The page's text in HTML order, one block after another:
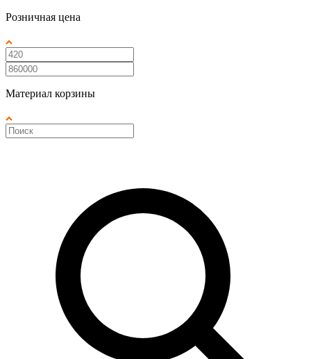
Розничная цена
Материал корзины